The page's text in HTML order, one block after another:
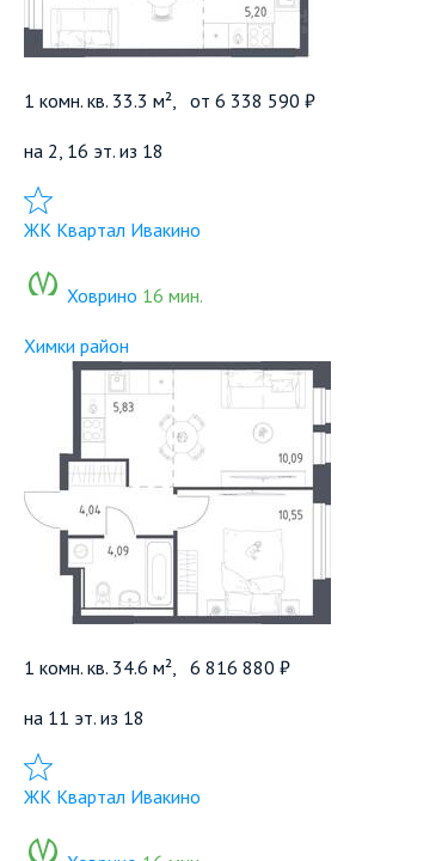
1 комн. кв. 33.3 м², от 6 338 590 ₽
на 2, 16 эт. из 18
Добавить в избранное
ЖК Квартал Ивакино
Ховрино 16 мин.
Химки район
1 комн. кв. 34.6 м², 6 816 880 ₽
на 11 эт. из 18
Добавить в избранное
ЖК Квартал Ивакино